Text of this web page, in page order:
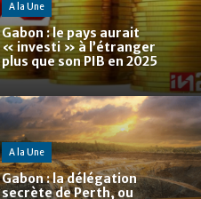
A la Une
Gabon : le pays aurait
« investi » à l’étranger
plus que son PIB en 2025
A la Une
Gabon : la délégation
secrète de Perth, ou